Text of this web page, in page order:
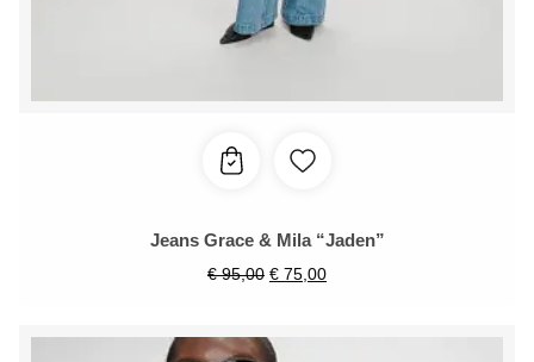
Jeans Grace & Mila “Jaden”
€95,00 € 75,00